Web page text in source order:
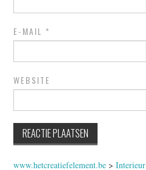
E-MAIL *
WEBSITE
www.hetcreatiefelement.be >Interieur